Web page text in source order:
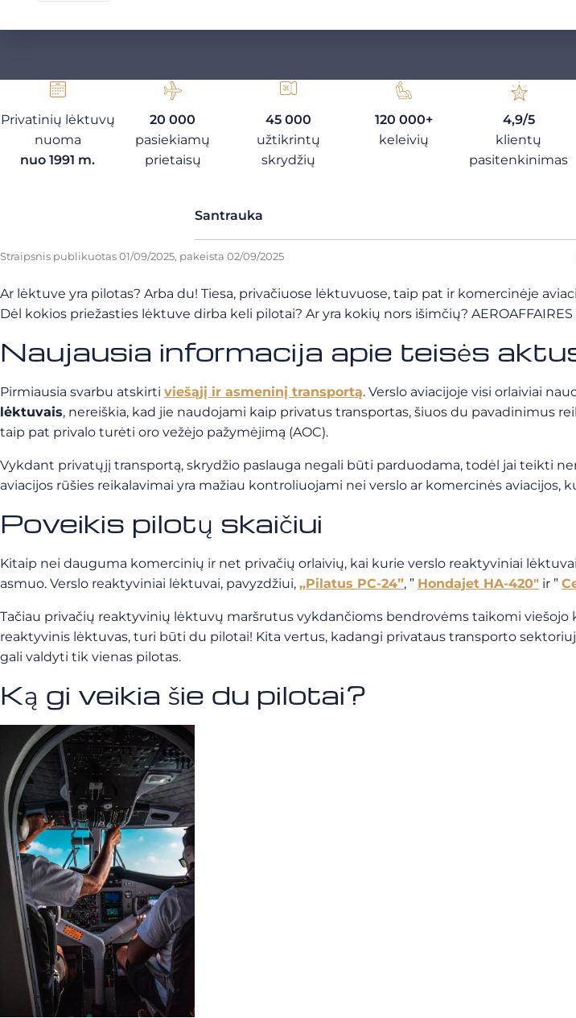
Privatinių lėktuvų
nuoma
nuo 1991 m.
20 000
pasiekiamų
prietaisų
45 000
užtikrintų
skrydžių
120 000+
keleivių
4,9/5
klientų
pasitenkinimas
Santrauka
Straipsnis publikuotas01/09/2025, pakeista 02/09/2025
Ar lėktuve yra pilotas? Arba du! Tiesa, privačiuose lėktuvuose, taip pat ir komercinėje
Dėl kokios priežasties lėktuve dirba keli pilotai? Ar yra kokių nors išimčių?
Naujausia informacija apie teisės
Pirmiausia svarbu atskirti viešąjį ir asmeninį transportą. Verslo aviacijoje visi orlaiviai
lėktuvais, nereiškia, kad jie naudojami kaip privatus transportas, šiuos du pavadinimus
taip pat privalo turėti oro vežėjo pažymėjimą (AOC).
Vykdant privatųjį transportą, skrydžio paslauga negali būti parduodama, todėl jai teikti
aviacijos rūšies reikalavimai yra mažiau kontroliuojami nei verslo ar komercinės aviacijos,
Poveikis pilotų skaičiui
Kitaip nei dauguma komercinių ir net privačių orlaivių, kai kurie verslo reaktyviniai
asmuo. Verslo reaktyviniai lėktuvai, pavyzdžiui, „Pilatus PC-24”, ” Hondajet HA-420″ ir ”
Tačiau privačių reaktyvinių lėktuvų maršrutus vykdančioms bendrovėms taikomi
reaktyvinis lėktuvas, turi būti du pilotai! Kita vertus, kadangi privataus transporto
gali valdyti tik vienas pilotas.
Ką gi veikia šie du pilotai?